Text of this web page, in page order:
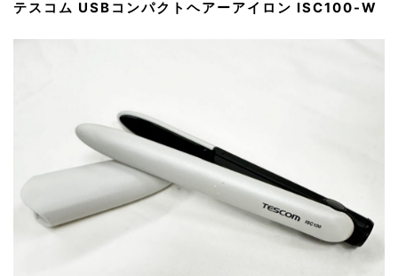
テスコム USBコンパクトヘアーアイロン ISC100-W